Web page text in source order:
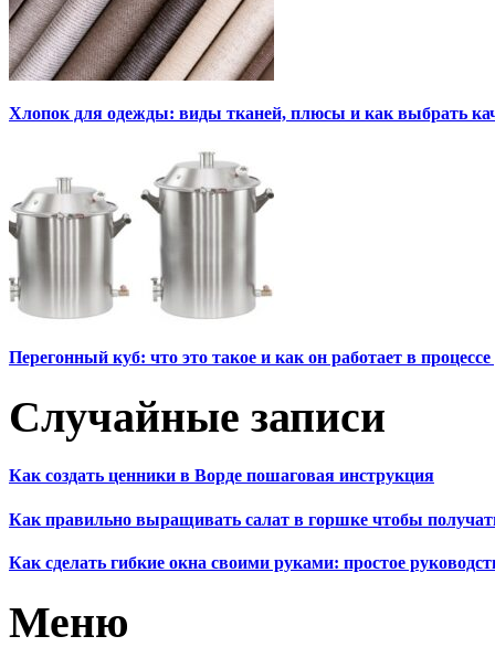
Хлопок для одежды: виды тканей, плюсы и как выбрать
Перегонный куб: что это такое и как он работает в
Случайные записи
Как создать ценники в Ворде пошаговая инструкция
Как правильно выращивать салат в горшке чтобы
Как сделать гибкие окна своими руками: простое
Меню